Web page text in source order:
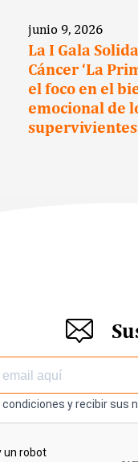
junio 9, 2026
La I Gala
Cáncer ‘La
el foco en el
emocional de
y recibir sus